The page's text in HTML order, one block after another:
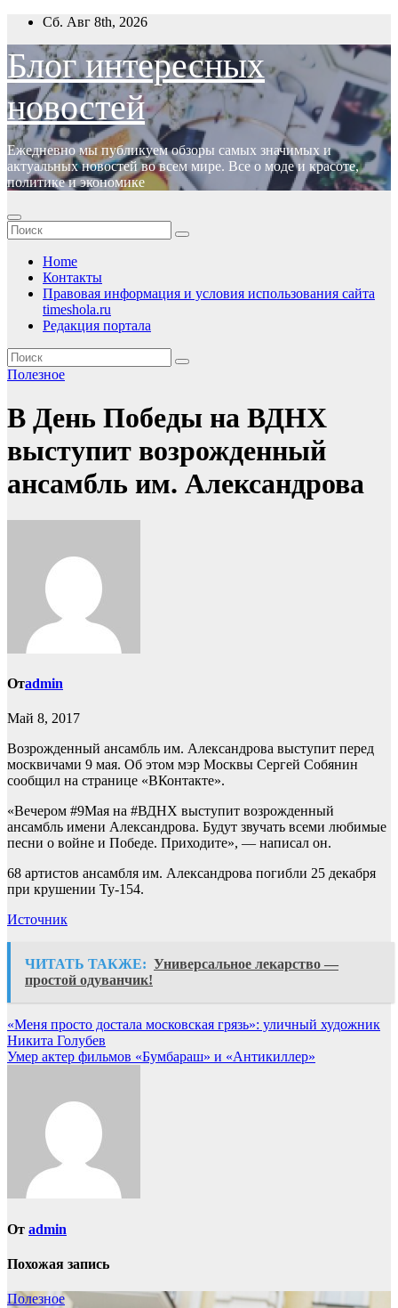
Перейти
содержимому
Сб. Авг 8th, 2026
Блог интересных
новостей
Ежедневно мы публикуем обзоры самых значимых и
актуальных новостей во всем мире. Все о моде и красоте,
политике и экономике
Home
Контакты
Правовая информация и условия использования сайта
timeshola.ru
Редакция портала
Полезное
В День Победы на ВДНХ
выступит возрожденный
ансамбль им. Александрова
Отadmin
Май 8, 2017
Возрожденный ансамбль им. Александрова выступит перед
москвичами 9 мая. Об этом мэр Москвы Сергей Собянин
сообщил на странице «ВКонтакте».
«Вечером #9Мая на #ВДНХ выступит возрожденный
ансамбль имени Александрова. Будут звучать всеми любимые
песни о войне и Победе. Приходите», — написал он.
68 артистов ансамбля им. Александрова погибли 25 декабря
при крушении Ту-154.
Источник
ЧИТАТЬ ТАКЖЕ: Универсальное лекарство —
простой одуванчик!
Навигация
по
«Меня просто достала московская грязь»: уличный художник
Никита Голубев
Умер актер фильмов «Бумбараш» и «Антикиллер»
От admin
Похожая запись
Полезное